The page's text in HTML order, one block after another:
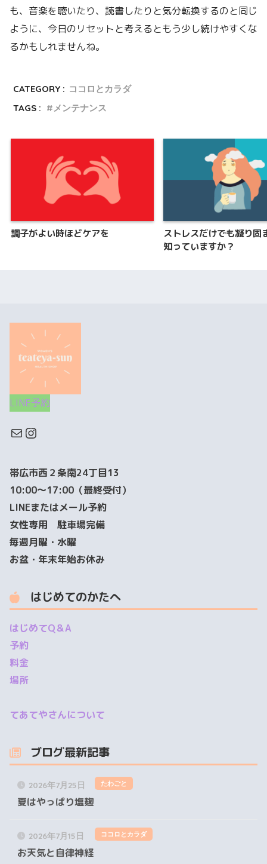
も、音楽を聴いたり、読書したりと気分転換するのと同じ
ように、今日のリセットと考えるともう少し続けやすくな
るかもしれませんね。
CATEGORY : ココロとカラダ
TAGS :
メンテナンス
調子がよい時ほどケアを
ストレスだけでも凝り固
知っていますか？
LINE予約
帯広市西２条南24丁目13
10:00～17:00（最終受付）
LINEまたはメール予約
女性専用 駐車場完備
毎週月曜・水曜
お盆・年末年始お休み
はじめてのかたへ
はじめてQ＆A
予約
料金
場所
てあてやさんについて
ブログ最新記事
2026年7月25日
夏はやっぱり塩麹
たわごと
2026年7月15日
お天気と自律神経
ココロとカラダ